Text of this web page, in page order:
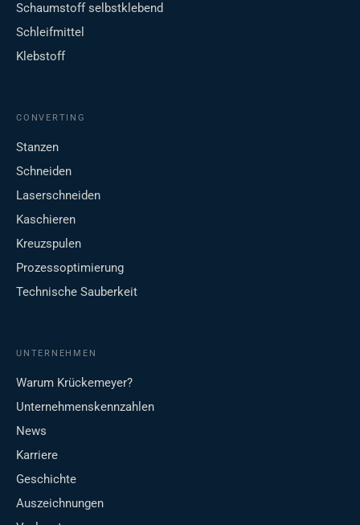
Schaumstoff selbstklebend
Schleifmittel
Klebstoff
CONVERTING
Stanzen
Schneiden
Laserschneiden
Kaschieren
Kreuzspulen
Prozessoptimierung
Technische Sauberkeit
UNTERNEHMEN
Warum Krückemeyer?
Unternehmenskennzahlen
News
Karriere
Geschichte
Auszeichnungen